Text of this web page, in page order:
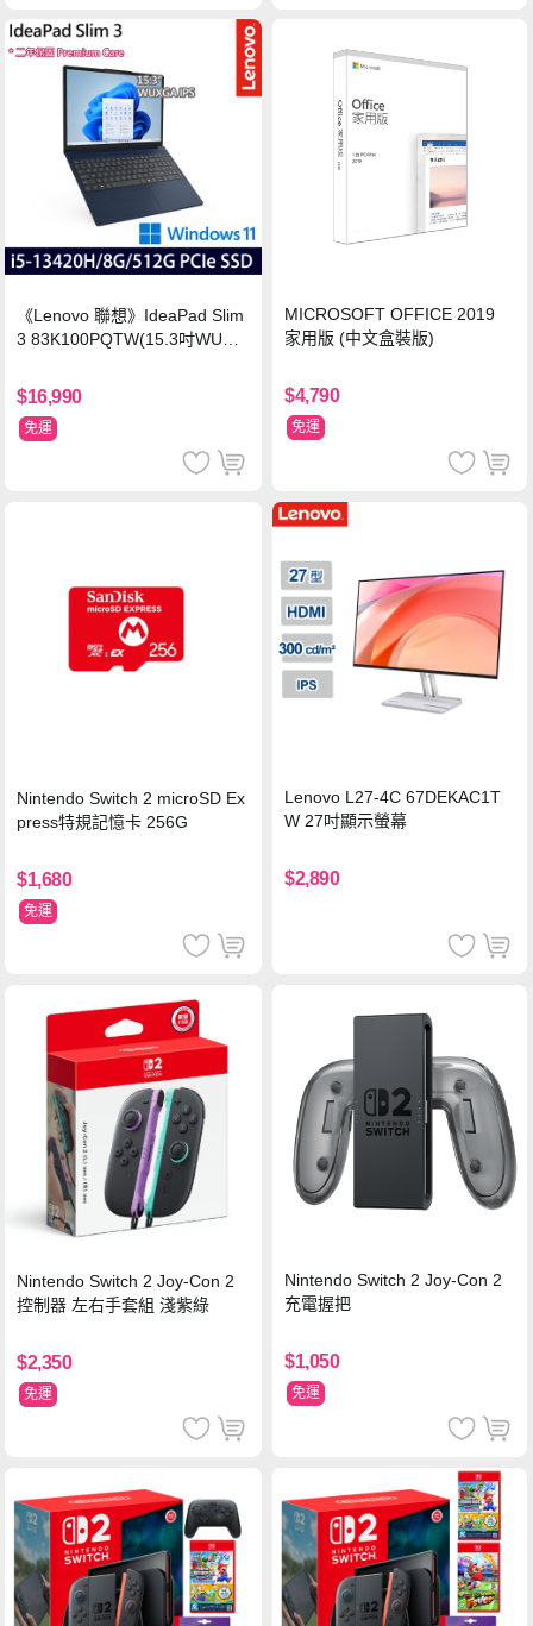
《Lenovo 聯想》IdeaPad Slim
3 83K100PQTW(15.3吋WUXG
n11/二年保)
$16,990
免運
MICROSOFT OFFICE 2019
家用版 (中文盒裝版)
$4,790
免運
Nintendo Switch 2 microSD Ex
press特規記憶卡 256G
$1,680
免運
Lenovo L27-4C 67DEKAC1T
W 27吋顯示螢幕
$2,890
Nintendo Switch 2 Joy-Con 2
控制器 左右手套組 淺紫綠
$2,350
免運
Nintendo Switch 2 Joy-Con 2
充電握把
$1,050
免運